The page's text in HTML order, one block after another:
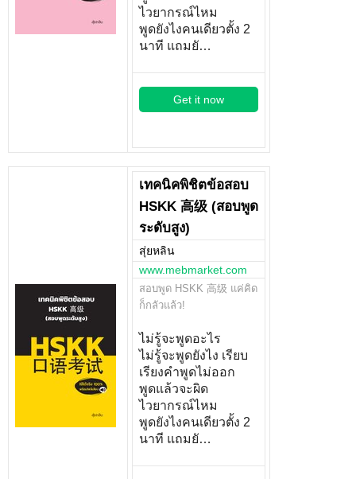
ไวยากรณ์ไหม
พูดยังไงคนเดียวตั้ง 2
นาที แถมยั…
Get it now
เทคนิคพิชิตข้อสอบ
HSKK 高级 (สอบพูด
ระดับสูง)
สุ่ยหลิน
www.mebmarket.com
สอบพูด HSKK 高级 แค่คิด
ก็กลัวแล้ว!
ไม่รู้จะพูดอะไร
ไม่รู้จะพูดยังไง เรียบ
เรียงคำพูดไม่ออก
พูดแล้วจะผิด
ไวยากรณ์ไหม
พูดยังไงคนเดียวตั้ง 2
นาที แถมยั…